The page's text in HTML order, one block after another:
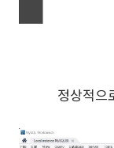
정상적으